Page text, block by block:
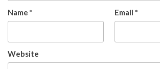
Name * Email *
Website